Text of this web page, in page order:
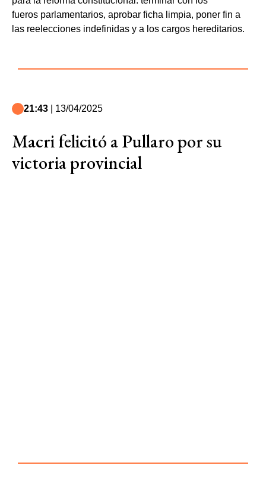
fueros parlamentarios, aprobar ficha limpia, poner fin a
las reelecciones indefinidas y a los cargos hereditarios.
21:43 | 13/04/2025
Macri felicitó a Pullaro por su
victoria provincial